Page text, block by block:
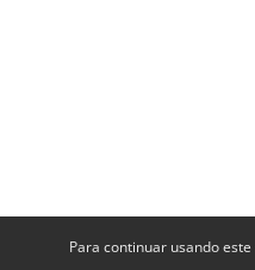
Para continuar usando